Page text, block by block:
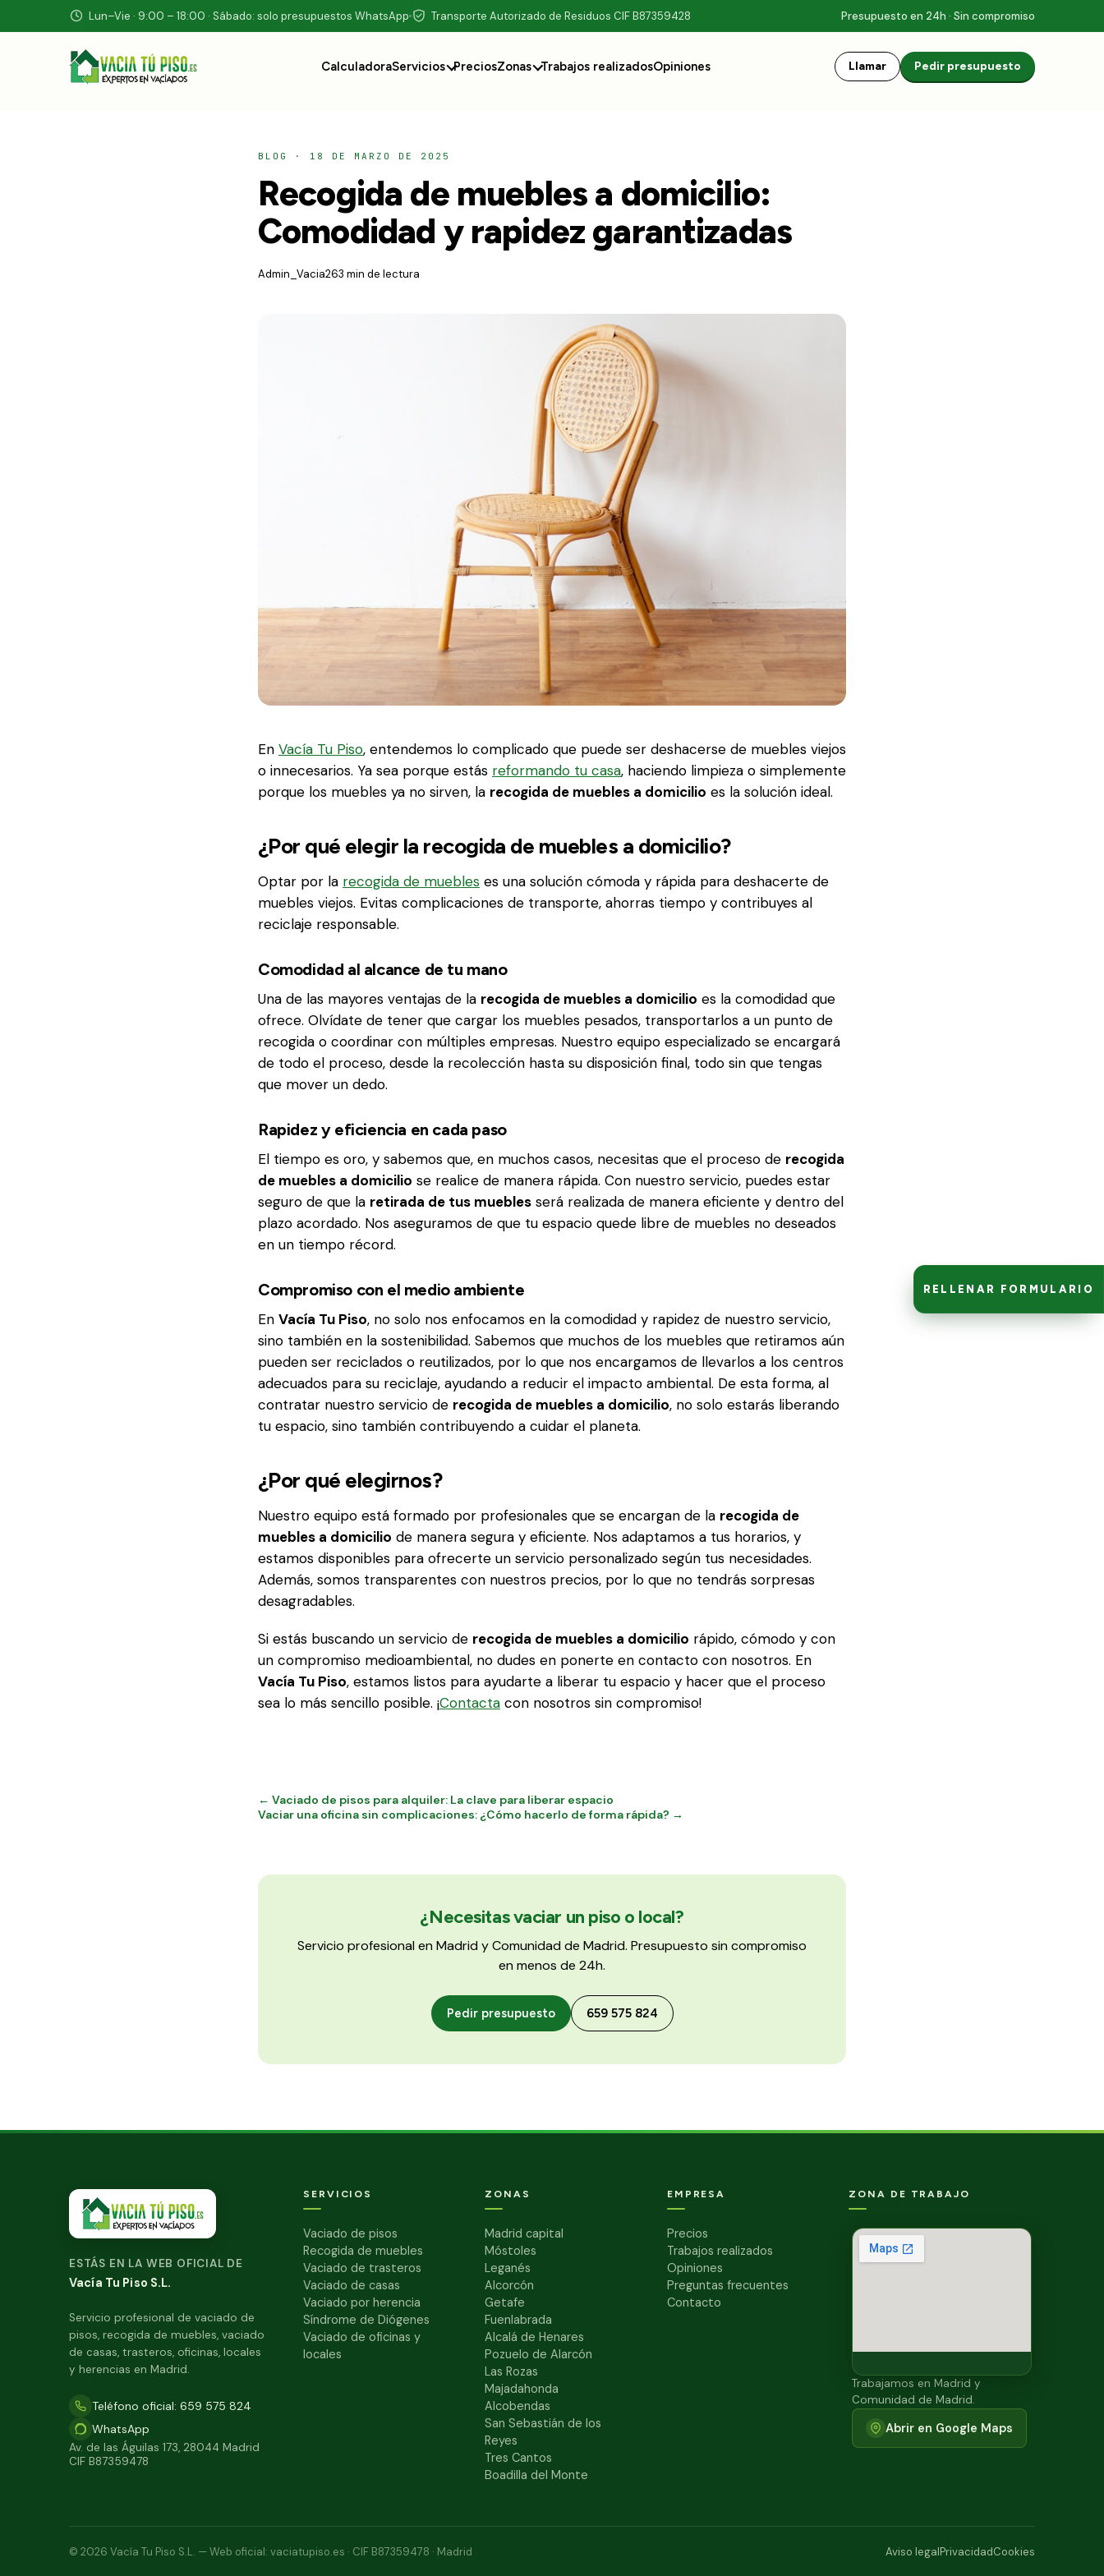
Lun–Vie · 9:00 – 18:00 · Sábado: solo presupuestos WhatsApp Transporte Autorizado de Residuos CIF B87359428 Presupuesto en 24h · Sin compromiso
CalculadoraServicios PreciosZonas Trabajos realizadosOpiniones Llamar Pedir presupuesto
BLOG · 18 DE MARZO DE 2025
Recogida de muebles a domicilio:
Comodidad y rapidez garantizadas
Admin_Vacia263 min de lectura
En Vacía Tu Piso, entendemos lo complicado que puede ser deshacerse de muebles viejos
o innecesarios. Ya sea porque estás reformando tu casa, haciendo limpieza o simplemente
porque los muebles ya no sirven, la recogida de muebles a domicilio es la solución ideal.
¿Por qué elegir la recogida de muebles a domicilio?
Optar por la recogida de muebles es una solución cómoda y rápida para deshacerte de
muebles viejos. Evitas complicaciones de transporte, ahorras tiempo y contribuyes al
reciclaje responsable.
Comodidad al alcance de tu mano
Una de las mayores ventajas de la recogida de muebles a domicilio es la comodidad que
ofrece. Olvídate de tener que cargar los muebles pesados, transportarlos a un punto de
recogida o coordinar con múltiples empresas. Nuestro equipo especializado se encargará
de todo el proceso, desde la recolección hasta su disposición final, todo sin que tengas
que mover un dedo.
Rapidez y eficiencia en cada paso
El tiempo es oro, y sabemos que, en muchos casos, necesitas que el proceso de recogida
de muebles a domicilio se realice de manera rápida. Con nuestro servicio, puedes estar
seguro de que la retirada de tus muebles será realizada de manera eficiente y dentro del
plazo acordado. Nos aseguramos de que tu espacio quede libre de muebles no deseados
en un tiempo récord.
Compromiso con el medio ambiente
En Vacía Tu Piso, no solo nos enfocamos en la comodidad y rapidez de nuestro servicio,
sino también en la sostenibilidad. Sabemos que muchos de los muebles que retiramos aún
pueden ser reciclados o reutilizados, por lo que nos encargamos de llevarlos a los centros
adecuados para su reciclaje, ayudando a reducir el impacto ambiental. De esta forma, al
contratar nuestro servicio de recogida de muebles a domicilio, no solo estarás liberando
tu espacio, sino también contribuyendo a cuidar el planeta.
¿Por qué elegirnos?
Nuestro equipo está formado por profesionales que se encargan de la recogida de
muebles a domicilio de manera segura y eficiente. Nos adaptamos a tus horarios, y
estamos disponibles para ofrecerte un servicio personalizado según tus necesidades.
Además, somos transparentes con nuestros precios, por lo que no tendrás sorpresas
desagradables.
Si estás buscando un servicio de recogida de muebles a domicilio rápido, cómodo y con
un compromiso medioambiental, no dudes en ponerte en contacto con nosotros. En
Vacía Tu Piso, estamos listos para ayudarte a liberar tu espacio y hacer que el proceso
sea lo más sencillo posible. ¡Contacta con nosotros sin compromiso!
← Vaciado de pisos para alquiler: La clave para liberar espacio
Vaciar una oficina sin complicaciones: ¿Cómo hacerlo de forma rápida? →
¿Necesitas vaciar un piso o local?
Servicio profesional en Madrid y Comunidad de Madrid. Presupuesto sin compromiso
en menos de 24h.
Pedir presupuesto 659 575 824
ESTÁS EN LA WEB OFICIAL DE
Vacía Tu Piso S.L.
Servicio profesional de vaciado de
pisos, recogida de muebles, vaciado
de casas, trasteros, oficinas, locales
y herencias en Madrid.
Teléfono oficial: 659 575 824
WhatsApp
Av. de las Águilas 173, 28044 Madrid
CIF B87359478
SERVICIOS
Vaciado de pisos
Recogida de muebles
Vaciado de trasteros
Vaciado de casas
Vaciado por herencia
Síndrome de Diógenes
Vaciado de oficinas y
locales
ZONAS
Madrid capital
Móstoles
Leganés
Alcorcón
Getafe
Fuenlabrada
Alcalá de Henares
Pozuelo de Alarcón
Las Rozas
Majadahonda
Alcobendas
San Sebastián de los
Reyes
Tres Cantos
Boadilla del Monte
EMPRESA
Precios
Trabajos realizados
Opiniones
Preguntas frecuentes
Contacto
ZONA DE TRABAJO
Trabajamos en Madrid y
Comunidad de Madrid.
Abrir en Google Maps
© 2026 Vacía Tu Piso S.L. — Web oficial: vaciatupiso.es · CIF B87359478 · Madrid Aviso legalPrivacidadCookies
RELLENAR FORMULARIO